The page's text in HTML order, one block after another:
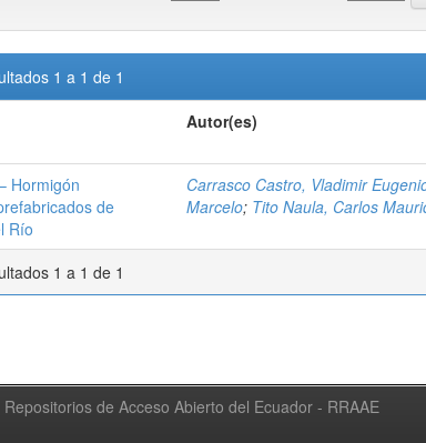
1 a 1 de 1
Autor(es)
Hormigón
de
Río
Carrasco Castro, Vladimir
Marcelo; Tito Naula, Carlos
1 a 1 de 1
de Acceso Abierto del Ecuador - RRAAE